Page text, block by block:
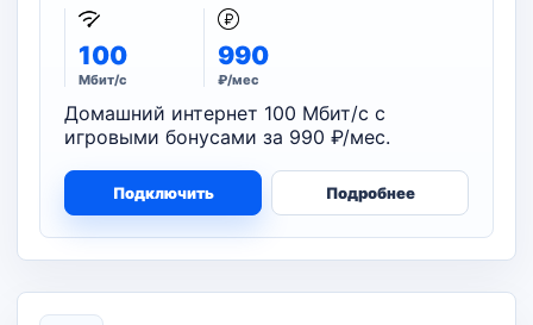
100
Мбит/с
990
₽/мес
Домашний интернет 100 Мбит/с с
игровыми бонусами за 990 ₽/мес.
Подключить Подробнее